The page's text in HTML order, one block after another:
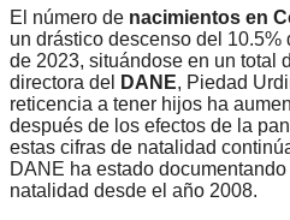
El número de nacimientos en
un drástico descenso del
de 2023, situándose en un total
directora del
DANE, Piedad
reticencia a tener hijos ha
después de los efectos de la
estas cifras de natalidad
DANE ha estado
natalidad desde el año 2008.